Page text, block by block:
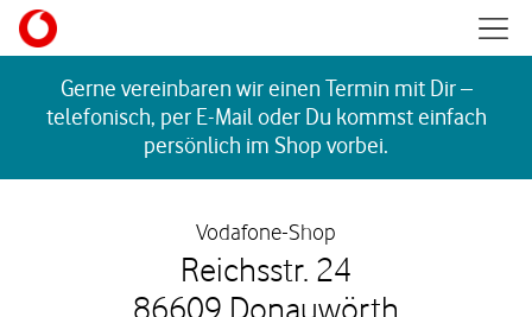
Skip to content
Gerne vereinbaren wir einen Termin mit Dir –
telefonisch, per E-Mail oder Du kommst einfach
persönlich im Shop vorbei.
Vodafone-Shop
Reichsstr. 24
86609 Donauwörth